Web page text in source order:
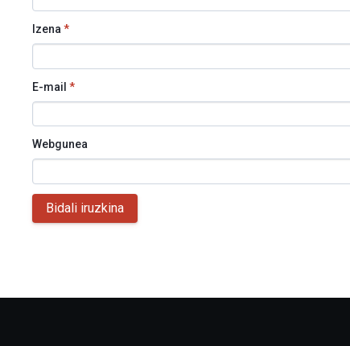
Izena*
E-mail*
Webgunea
Bidali iruzkina